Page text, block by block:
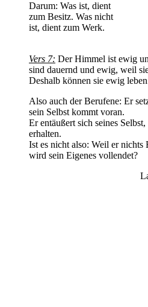
Darum: Was ist, dient
zum Besitz. Was nicht
ist, dient zum Werk.
Vers 7: Der Himmel ist ewig
sind dauernd und ewig, weil
Deshalb können sie ewig
Also auch der Berufene: Er
sein Selbst kommt voran.
Er entäußert sich seines
erhalten.
Ist es nicht also: Weil er nichts
wird sein Eigenes vollendet?